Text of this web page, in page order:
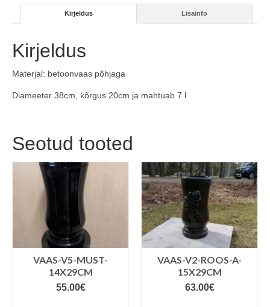
Kirjeldus Lisainfo
Kirjeldus
Materjal: betoonvaas põhjaga
Diameeter 38cm, kõrgus 20cm ja mahtuab 7 l
Seotud tooted
VAAS-V5-MUST-
14X29CM
55.00€
VAAS-V2-ROOS-A-
15X29CM
63.00€